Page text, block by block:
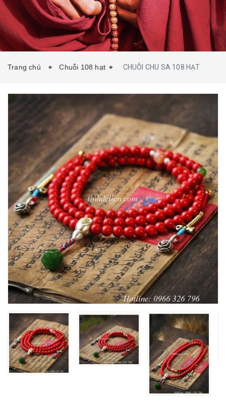
TIN TỨC LIÊN HỆ
Trang chủ Chuỗi 108 hạt CHUỖI CHU SA 108 HẠT